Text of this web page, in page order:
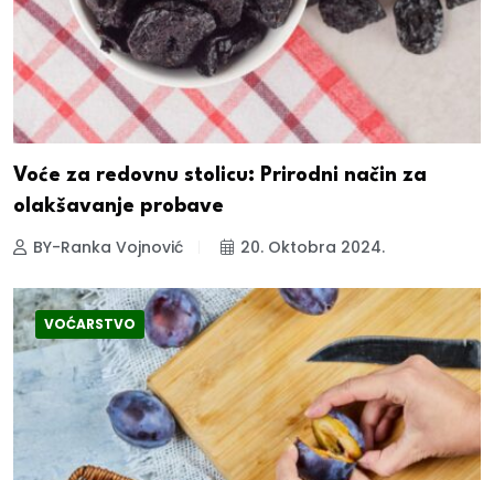
Voće za redovnu stolicu: Prirodni način za
olakšavanje probave
BY-Ranka Vojnović 20. Oktobra 2024.
VOĆARSTVO